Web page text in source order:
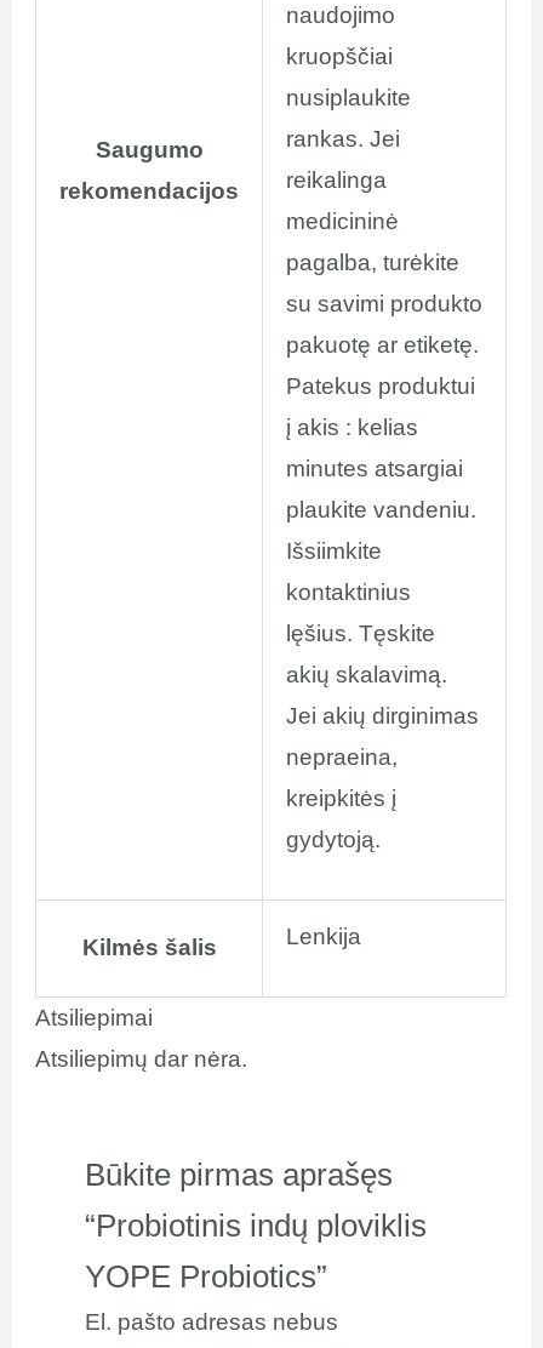
Saugumo
rekomendacijos
naudojimo
kruopščiai
nusiplaukite
rankas. Jei
reikalinga
medicininė
pagalba, turėkite
su savimi produkto
pakuotę ar etiketę.
Patekus produktui
į akis : kelias
minutes atsargiai
plaukite vandeniu.
Išsiimkite
kontaktinius
lęšius. Tęskite
akių skalavimą.
Jei akių dirginimas
nepraeina,
kreipkitės į
gydytoją.
Kilmės šalis Lenkija
Atsiliepimai
Atsiliepimų dar nėra.
Būkite pirmas aprašęs
“Probiotinis indų ploviklis
YOPE Probiotics”
El. pašto adresas nebus